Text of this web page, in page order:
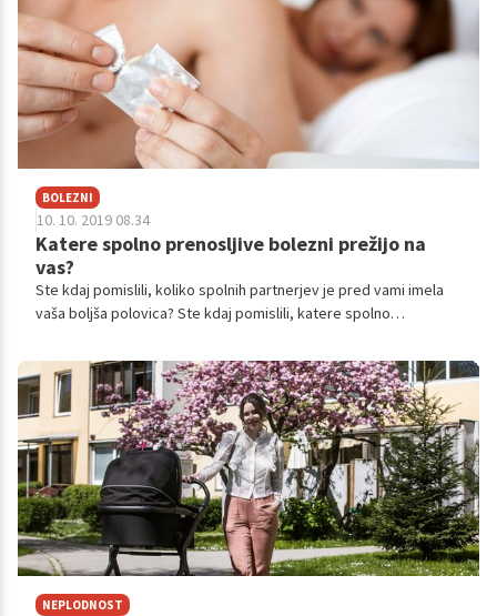
BOLEZNI
10. 10. 2019 08.34
Katere spolno prenosljive bolezni prežijo na
vas?
Ste kdaj pomislili, koliko spolnih partnerjev je pred vami imela
vaša boljša polovica? Ste kdaj pomislili, katere spolno
NEPLODNOST